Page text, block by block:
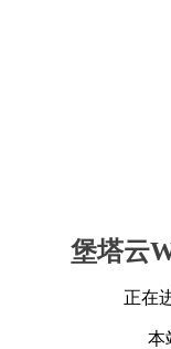
堡塔云
正在
本